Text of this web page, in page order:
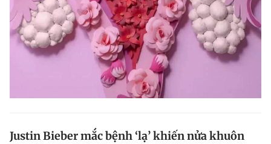
Justin Bieber mắc bệnh ‘lạ’ khiến nửa khuôn